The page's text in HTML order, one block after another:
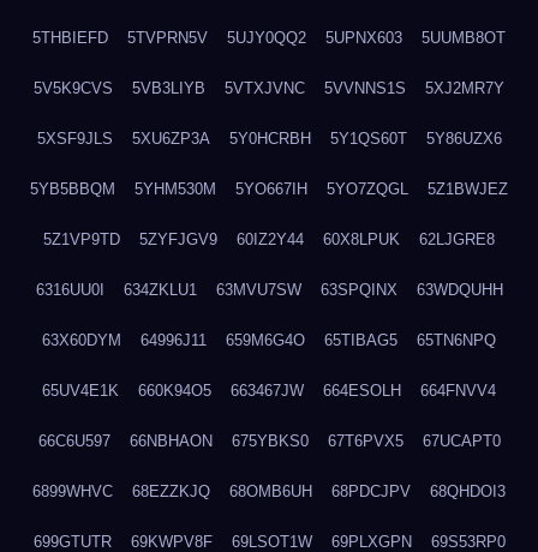
5THBIEFD 5TVPRN5V 5UJY0QQ2 5UPNX603 5UUMB8OT
5V5K9CVS 5VB3LIYB 5VTXJVNC 5VVNNS1S 5XJ2MR7Y
5XSF9JLS 5XU6ZP3A 5Y0HCRBH 5Y1QS60T 5Y86UZX6
5YB5BBQM 5YHM530M 5YO667IH 5YO7ZQGL 5Z1BWJEZ
5Z1VP9TD 5ZYFJGV9 60IZ2Y44 60X8LPUK 62LJGRE8
6316UU0I 634ZKLU1 63MVU7SW 63SPQINX 63WDQUHH
63X60DYM 64996J11 659M6G4O 65TIBAG5 65TN6NPQ
65UV4E1K 660K94O5 663467JW 664ESOLH 664FNVV4
66C6U597 66NBHAON 675YBKS0 67T6PVX5 67UCAPT0
6899WHVC 68EZZKJQ 68OMB6UH 68PDCJPV 68QHDOI3
699GTUTR 69KWPV8F 69LSOT1W 69PLXGPN 69S53RP0